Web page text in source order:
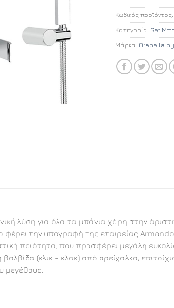
Κωδικός προϊόντος:
Κατηγορία: Set
Μάρκα: Orabella
λύση για όλα τα μπάνια χάρη στην
την υπογραφή της εταιρείας
ποιότητα, που προσφέρει μεγάλη
(κλικ – κλακ) από ορείχαλκο,
μεγέθους.